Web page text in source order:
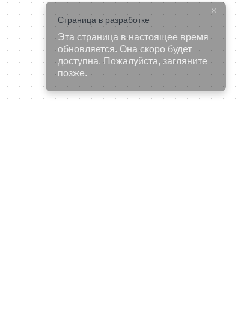
×
Страница в разработке
Эта страница в настоящее время
обновляется. Она скоро будет
доступна. Пожалуйста, загляните
позже.